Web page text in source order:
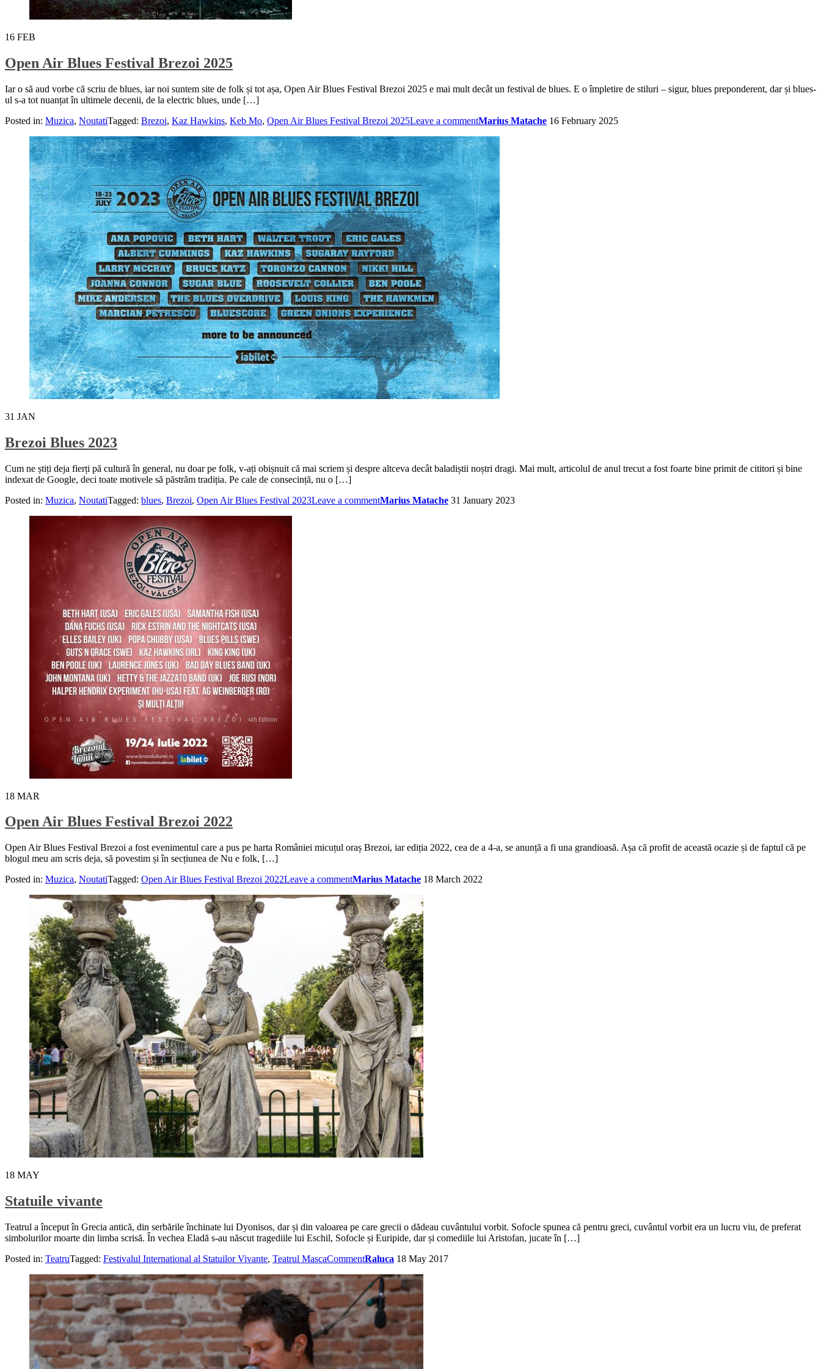
16 FEB
Open Air Blues Festival Brezoi 2025
Iar o să aud vorbe că scriu de blues, iar noi suntem site de folk și tot așa, Open Air Blues Festival Brezoi 2025 e mai mult decât un festival de blues. E o împletire de stiluri – sigur, blues preponderent, dar și blues-
ul s-a tot nuanțat în ultimele decenii, de la electric blues, unde […]
Posted in: Muzica, NoutatiTagged: Brezoi, Kaz Hawkins, Keb Mo, Open Air Blues Festival Brezoi 2025Leave a commentMarius Matache 16 February 2025
31 JAN
Brezoi Blues 2023
Cum ne știți deja fierți pă cultură în general, nu doar pe folk, v-ați obișnuit că mai scriem și despre altceva decât baladiștii noștri dragi. Mai mult, articolul de anul trecut a fost foarte bine primit de cititori și bine
indexat de Google, deci toate motivele să păstrăm tradiția. Pe cale de consecință, nu o […]
Posted in: Muzica, NoutatiTagged: blues, Brezoi, Open Air Blues Festival 2023Leave a commentMarius Matache 31 January 2023
18 MAR
Open Air Blues Festival Brezoi 2022
Open Air Blues Festival Brezoi a fost evenimentul care a pus pe harta României micuțul oraș Brezoi, iar ediția 2022, cea de a 4-a, se anunță a fi una grandioasă. Așa că profit de această ocazie și de faptul că pe
blogul meu am scris deja, să povestim și în secțiunea de Nu e folk, […]
Posted in: Muzica, NoutatiTagged: Open Air Blues Festival Brezoi 2022Leave a commentMarius Matache 18 March 2022
18 MAY
Statuile vivante
Teatrul a început în Grecia antică, din serbările închinate lui Dyonisos, dar și din valoarea pe care grecii o dădeau cuvântului vorbit. Sofocle spunea că pentru greci, cuvântul vorbit era un lucru viu, de preferat
simbolurilor moarte din limba scrisă. În vechea Eladă s-au născut tragediile lui Eschil, Sofocle și Euripide, dar și comediile lui Aristofan, jucate în […]
Posted in: TeatruTagged: Festivalul International al Statuilor Vivante, Teatrul MascaCommentRaluca 18 May 2017